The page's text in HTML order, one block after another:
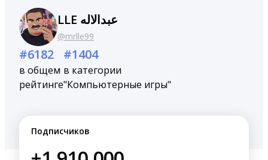
LLE عبدالاله
@mrlle99
#6182
в общем
рейтинге
#1404
в категории
"Компьютерные игры"
Подписчиков